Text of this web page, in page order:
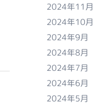
2024年11月
2024年10月
2024年9月
2024年8月
2024年7月
2024年6月
2024年5月